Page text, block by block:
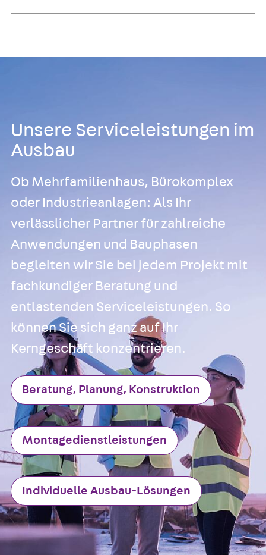
Unsere Serviceleistungen im
Ausbau
Ob Mehrfamilienhaus, Bürokomplex
oder Industrieanlagen: Als Ihr
verlässlicher Partner für zahlreiche
Anwendungen und Bauphasen
begleiten wir Sie bei jedem Projekt mit
fachkundiger Beratung und
entlastenden Serviceleistungen. So
können Sie sich ganz auf Ihr
Kerngeschäft konzentrieren.
Beratung, Planung, Konstruktion
Montagedienstleistungen
Individuelle Ausbau-Lösungen